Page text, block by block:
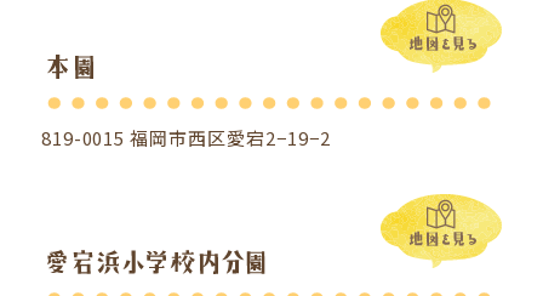
819-0015 福岡市西区愛宕2−19−2